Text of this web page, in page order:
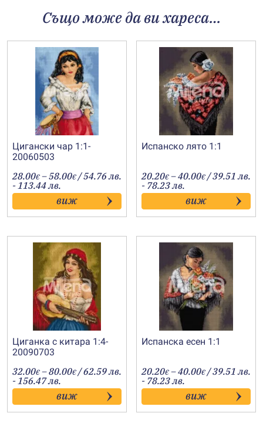
Също може да ви хареса…
Цигански чар 1:1-
20060503
28.00€ –58.00€Price
range:
28.00€
through
58.00€
/ 54.76 лв.
- 113.44 лв.
виж
Испанско лято 1:1
20.20€ –40.00€Price
range:
20.20€
through
40.00€
/ 39.51 лв.
- 78.23 лв.
виж
Циганка с китара 1:4-
20090703
32.00€ –80.00€Price
range:
32.00€
through
80.00€
/ 62.59 лв.
- 156.47 лв.
виж
Испанска есен 1:1
20.20€ –40.00€Price
range:
20.20€
through
40.00€
/ 39.51 лв.
- 78.23 лв.
виж